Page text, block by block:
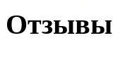
Отзывы